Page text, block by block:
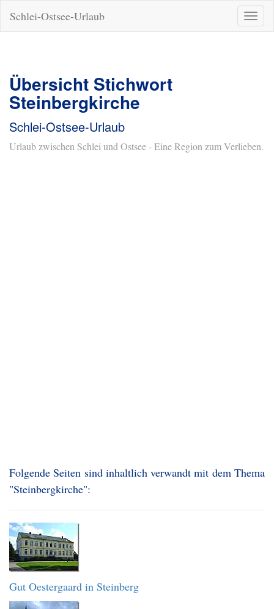
ein-/
Schlei-Ostsee-Urlaub
Übersicht Stichwort
Steinbergkirche
Schlei-Ostsee-Urlaub
Urlaub zwischen Schlei und Ostsee - Eine Region zum Verlieben.
Folgende Seiten sind inhaltlich verwandt mit dem Thema
"Steinbergkirche":
Gut Oestergaard in Steinberg